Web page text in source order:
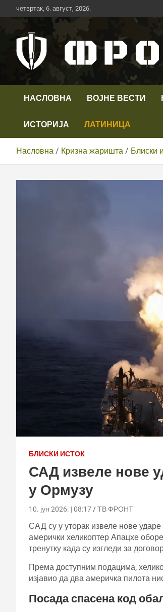
Скип
то
четвртак, 6. август, 2026.
Телевизија
НАСЛОВНА ВОЈНЕ ВЕСТИ
ИСТОРИЈА ЛАТИНИЦА
Насловна Кризна жаришта Блиски
БЛИСКИ ИСТОК
САД извеле нове
у Ормузу
10. јун 2026. | 08:17 ТВ ФРОНТ
САД су у уторак извеле нове
амерички хеликоптер Апацхе
тренутку када су изгледи за
Према доступним подацима,
изјавио да два америчка пилота
Посада спасена код